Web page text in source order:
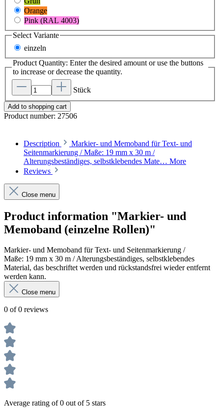
Orange
Pink (RAL 4003)
SelectVariante
einzeln
Product Quantity: Enter the desired amount or use the buttons
to increase or decrease the quantity.
Stück
Add to shopping cart
Product number: 27506
Description
Markier- und Memoband für Text- und
Seitenmarkierung / Maße: 19 mm x 30 m /
Alterungsbeständiges, selbstklebendes Mate… More
Reviews
Close menu
Product information "Markier- und
Memoband (einzelne Rollen)"
Markier- und Memoband für Text- und Seitenmarkierung /
Maße: 19 mm x 30 m / Alterungsbeständiges, selbstklebendes
Material, das beschriftet werden und rückstandsfrei wieder entfernt
werden kann.
Close menu
0 of 0 reviews
Average rating of 0 out of 5 stars